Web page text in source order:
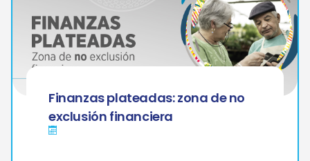
Finanzas plateadas: zona de no
exclusión financiera